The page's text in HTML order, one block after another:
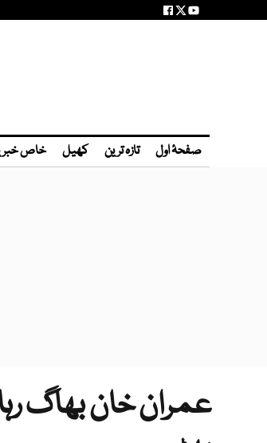
صفحۂ اول تازہ ترین کھیل خاص
عمران خان بھاگ